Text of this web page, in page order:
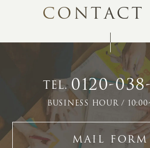
CONTACT
TEL.0120-
BUSINESS HOUR /
MAIL FORM